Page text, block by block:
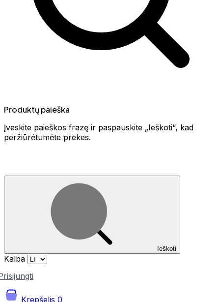
Produktų paieška
Įveskite paieškos frazę ir paspauskite „Ieškoti“, kad
peržiūrėtumėte prekes.
Ieškoti
Kalba
Krepšelis 0